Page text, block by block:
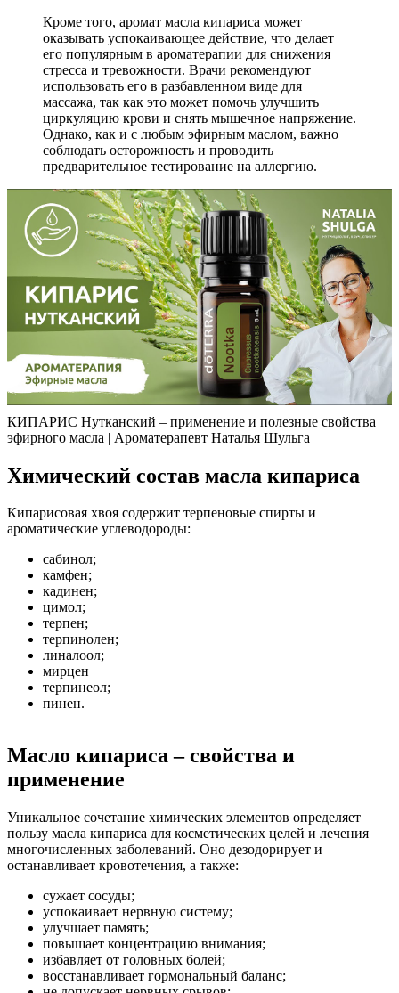
Кроме того, аромат масла кипариса может
оказывать успокаивающее действие, что делает
его популярным в ароматерапии для снижения
стресса и тревожности. Врачи рекомендуют
использовать его в разбавленном виде для
массажа, так как это может помочь улучшить
циркуляцию крови и снять мышечное напряжение.
Однако, как и с любым эфирным маслом, важно
соблюдать осторожность и проводить
предварительное тестирование на аллергию.
КИПАРИС Нутканский – применение и полезные свойства
эфирного масла | Ароматерапевт Наталья Шульга
Химический состав масла кипариса
Кипарисовая хвоя содержит терпеновые спирты и
ароматические углеводороды:
сабинол;
камфен;
кадинен;
цимол;
терпен;
терпинолен;
линалоол;
мирцен
терпинеол;
пинен.
Масло кипариса – свойства и
применение
Уникальное сочетание химических элементов определяет
пользу масла кипариса для косметических целей и лечения
многочисленных заболеваний. Оно дезодорирует и
останавливает кровотечения, а также:
сужает сосуды;
успокаивает нервную систему;
улучшает память;
повышает концентрацию внимания;
избавляет от головных болей;
восстанавливает гормональный баланс;